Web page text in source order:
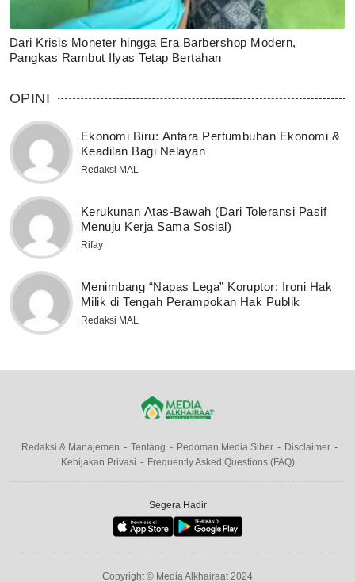
Dari Krisis Moneter hingga Era Barbershop Modern,
Pangkas Rambut Ilyas Tetap Bertahan
OPINI
Ekonomi Biru: Antara Pertumbuhan Ekonomi &
Keadilan Bagi Nelayan
Redaksi MAL
Kerukunan Atas-Bawah (Dari Toleransi Pasif
Menuju Kerja Sama Sosial)
Rifay
Menimbang “Napas Lega” Koruptor: Ironi Hak
Milik di Tengah Perampokan Hak Publik
Redaksi MAL
Redaksi & Manajemen Tentang Pedoman Media Siber
Disclaimer
Kebijakan Privasi
Frequently Asked Questions (FAQ)
Segera Hadir
Copyright © Media Alkhairaat 2024